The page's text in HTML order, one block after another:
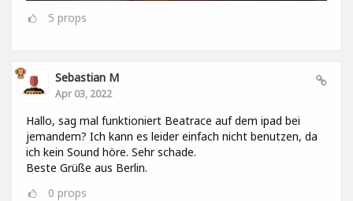
5 props
Sebastian M
Apr 03, 2022
Hallo, sag mal funktioniert Beatrace auf dem ipad bei
jemandem? Ich kann es leider einfach nicht benutzen, da
ich kein Sound höre. Sehr schade.
Beste Grüße aus Berlin.
0 props